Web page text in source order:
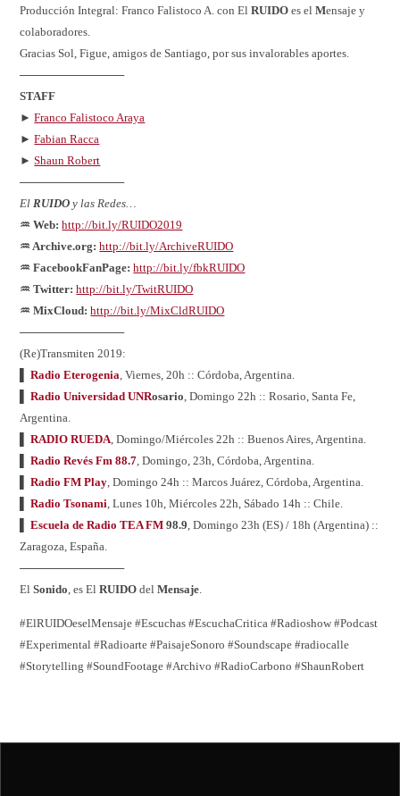
Producción Integral: Franco Falistoco A. con ElRUIDO es elMensaje y
colaboradores.
Gracias Sol, Figue, amigos de Santiago, por sus invalorables aportes.
─────────────
STAFF
►Franco Falistoco Araya
►Fabian Racca
►Shaun Robert
─────────────
El RUIDO y las Redes…
♒ Web: http://bit.ly/RUIDO2019
♒ Archive.org: http://bit.ly/ArchiveRUIDO
♒ FacebookFanPage: http://bit.ly/fbkRUIDO
♒ Twitter: http://bit.ly/TwitRUIDO
♒ MixCloud: http://bit.ly/MixCldRUIDO
─────────────
(Re)Transmiten 2019:
▌Radio Eterogenia , Viernes, 20h :: Córdoba, Argentina.
▌Radio Universidad UNRosario , Domingo 22h :: Rosario, Santa Fe,
Argentina.
▌RADIO RUEDA , Domingo/Miércoles 22h :: Buenos Aires, Argentina.
▌Radio Revés Fm 88.7 , Domingo, 23h, Córdoba, Argentina.
▌Radio FM Play , Domingo 24h :: Marcos Juárez, Córdoba, Argentina.
▌Radio Tsonami , Lunes 10h, Miércoles 22h, Sábado 14h :: Chile.
▌Escuela de Radio TEA FM 98.9 , Domingo 23h (ES) / 18h (Argentina) ::
Zaragoza, España.
─────────────
ElSonido , es ElRUIDO delMensaje
#ElRUIDOeselMensaje #Escuchas #EscuchaCritica #Radioshow #Podcast
#Experimental #Radioarte #PaisajeSonoro #Soundscape #radiocalle
#Storytelling #SoundFootage #Archivo #RadioCarbono #ShaunRobert